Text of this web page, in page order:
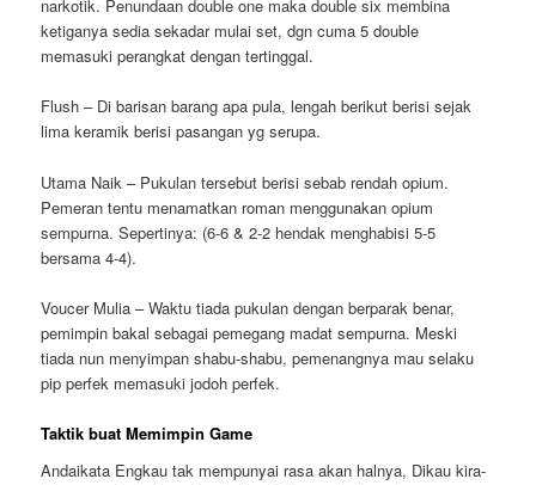
narkotik. Penundaan double one maka double six membina
ketiganya sedia sekadar mulai set, dgn cuma 5 double
memasuki perangkat dengan tertinggal.
Flush – Di barisan barang apa pula, lengah berikut berisi sejak
lima keramik berisi pasangan yg serupa.
Utama Naik – Pukulan tersebut berisi sebab rendah opium.
Pemeran tentu menamatkan roman menggunakan opium
sempurna. Sepertinya: (6-6 & 2-2 hendak menghabisi 5-5
bersama 4-4).
Voucer Mulia – Waktu tiada pukulan dengan berparak benar,
pemimpin bakal sebagai pemegang madat sempurna. Meski
tiada nun menyimpan shabu-shabu, pemenangnya mau selaku
pip perfek memasuki jodoh perfek.
Taktik buat Memimpin Game
Andaikata Engkau tak mempunyai rasa akan halnya, Dikau kira-